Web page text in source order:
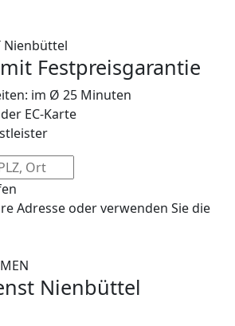
Nienbüttel
Festpreisgarantie
im Ø 25 Minuten
EC-Karte
Adresse oder verwenden Sie die
Nienbüttel